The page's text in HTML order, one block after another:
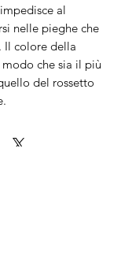
al
nelle pieghe che
Il colore della
che sia il più
del rossetto